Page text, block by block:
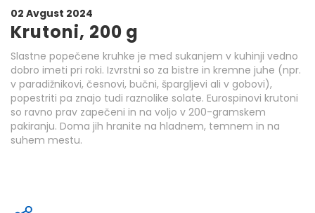
02 Avgust 2024
Krutoni, 200 g
Slastne popečene kruhke je med sukanjem v kuhinji vedno
dobro imeti pri roki. Izvrstni so za bistre in kremne juhe (npr.
v paradižnikovi, česnovi, bučni, špargljevi ali v gobovi),
popestriti pa znajo tudi raznolike solate. Eurospinovi krutoni
so ravno prav zapečeni in na voljo v 200-gramskem
pakiranju. Doma jih hranite na hladnem, temnem in na
suhem mestu.